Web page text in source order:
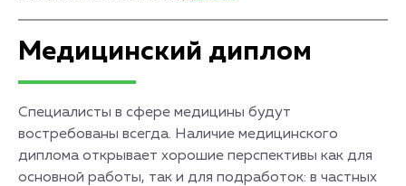
Медицинский диплом
Специалисты в сфере медицины будут
востребованы всегда. Наличие медицинского
диплома открывает хорошие перспективы как для
основной работы, так и для подработок: в частных